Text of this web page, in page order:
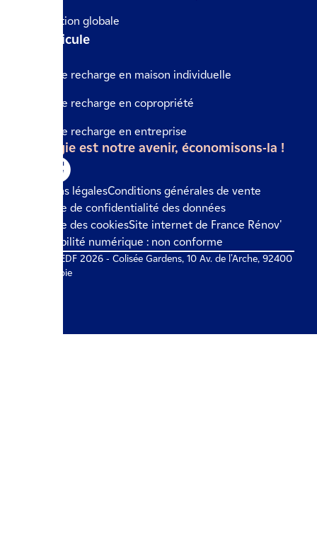
Rénovation globale
Le véhicule
Borne de recharge en maison individuelle
Borne de recharge en copropriété
Borne de recharge en entreprise
L'énergie est notre avenir, économisons-la !
Mentions légalesConditions générales de vente
Politique de confidentialité des données
Politique des cookiesSite internet de France Rénov'
Accessibilité numérique : non conforme
© IZI by EDF 2026 - Colisée Gardens, 10 Av. de l'Arche, 92400
Courbevoie